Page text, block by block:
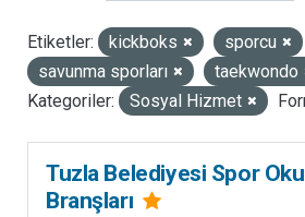
LISANSLAR
Etiketler: kickboks sporcu
savunma sporları
taekwondo
Kategoriler:
Sosyal Hizmet
Tuzla Belediyesi Spor
Branşları